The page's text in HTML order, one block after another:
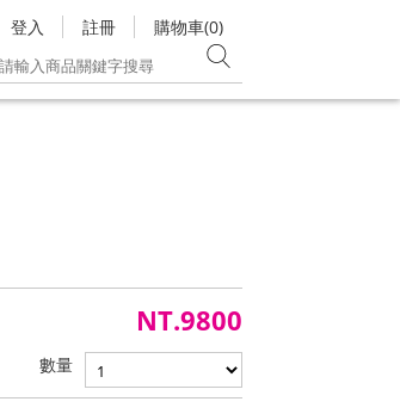
登入 註冊 購物車(0)
NT.9800
數量